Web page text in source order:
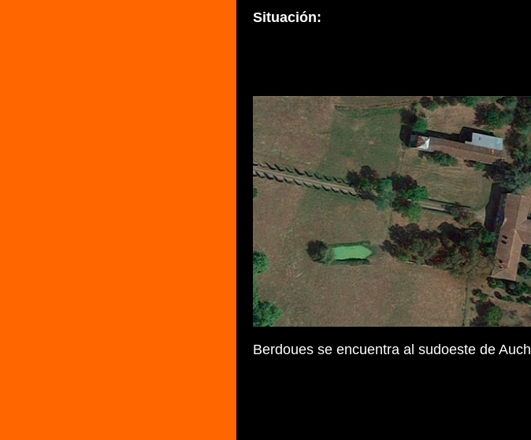
Situación:
Berdoues se encuentra al sudoeste de Auch